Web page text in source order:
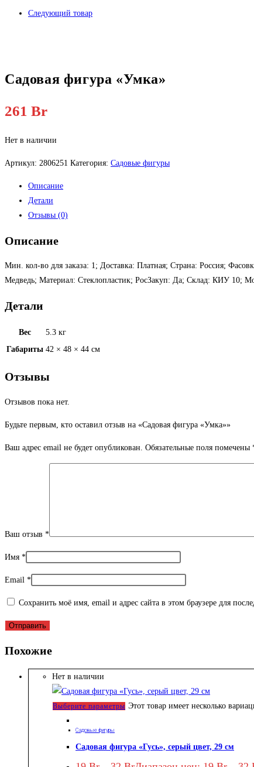
Следующий товар
Садовая фигура «Умка»
261 Br
Нет в наличии
Артикул: 2806251 Категория: Садовые фигуры
Описание
Детали
Отзывы (0)
Описание
Мин. кол-во для заказа: 1; Доставка: Платная; Страна: Россия;
Медведь; Материал: Стеклопластик; РосЗакуп: Да; Склад: КИУ 10;
Детали
Вес
5.3 кг
Габариты 42 × 48 × 44 см
Отзывы
Отзывов пока нет.
Будьте первым, кто оставил отзыв на «Садовая фигура «Умка»»
Ваш адрес email не будет опубликован. Обязательные поля помечены
Ваш отзыв *
Имя *
Email *
Сохранить моё имя, email и адрес сайта в этом браузере для
Похожие
Нет в наличии
Выберите параметры Этот товар имеет несколько
Садовые фигуры
Садовая фигура «Гусь», серый цвет, 29 см